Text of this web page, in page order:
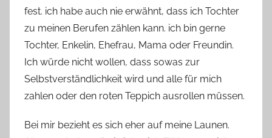
fest. ich habe auch nie erwähnt, dass ich Tochter
zu meinen Berufen zählen kann. ich bin gerne
Tochter, Enkelin, Ehefrau, Mama oder Freundin.
Ich würde nicht wollen, dass sowas zur
Selbstverständlichkeit wird und alle für mich
zahlen oder den roten Teppich ausrollen müssen.
Bei mir bezieht es sich eher auf meine Launen.